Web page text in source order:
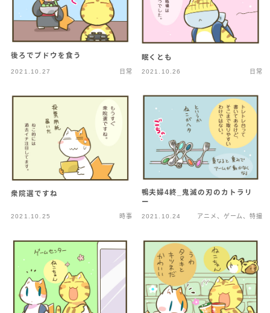
後ろでブドウを食う
2021.10.27 日常
眠くとも
2021.10.26 日常
衆院選ですね
2021.10.25 時事
鴨夫婦4終_鬼滅の刃のカトラリ
ー
2021.10.24 アニメ、ゲーム、特撮